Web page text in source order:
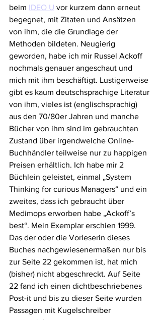
beim IDEO U vor kurzem dann erneut
begegnet, mit Zitaten und Ansätzen
von ihm, die die Grundlage der
Methoden bildeten. Neugierig
geworden, habe ich mir Russel Ackoff
nochmals genauer angeschaut und
mich mit ihm beschäftigt. Lustigerweise
gibt es kaum deutschsprachige Literatur
von ihm, vieles ist (englischsprachig)
aus den 70/80er Jahren und manche
Bücher von ihm sind im gebrauchten
Zustand über irgendwelche Online-
Buchhändler teilweise nur zu happigen
Preisen erhältlich. Ich habe mir 2
Büchlein geleistet, einmal „System
Thinking for curious Managers“ und ein
zweites, dass ich gebraucht über
Medimops erworben habe „Ackoff’s
best“. Mein Exemplar erschien 1999.
Das der oder die Vorleserin dieses
Buches nachgewiesenermaßen nur bis
zur Seite 22 gekommen ist, hat mich
(bisher) nicht abgeschreckt. Auf Seite
22 fand ich einen dichtbeschriebenes
Post-it und bis zu dieser Seite wurden
Passagen mit Kugelschreiber